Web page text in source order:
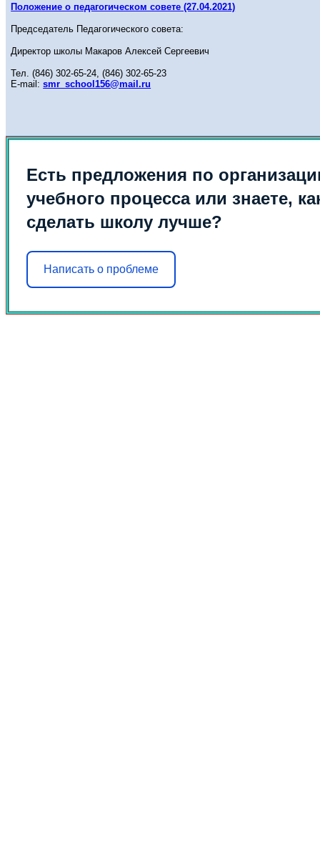
Положение о педагогическом совете (27.04.2021)
Председатель Педагогического совета:
Директор школы Макаров Алексей Сергеевич
Тел.(846) 302-65-24,(846)302-65-23
E-mail: smr_school156@mail.ru
Есть предложения по
учебного процесса или знаете,
сделать школу лучше?
Написать о проблеме